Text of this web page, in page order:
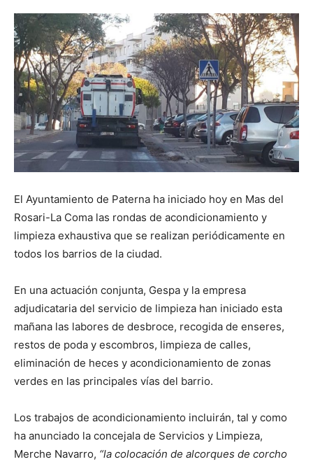
El Ayuntamiento de Paterna ha iniciado hoy en Mas del
Rosari-La Coma las rondas de acondicionamiento y
limpieza exhaustiva que se realizan periódicamente en
todos los barrios de la ciudad.
En una actuación conjunta, Gespa y la empresa
adjudicataria del servicio de limpieza han iniciado esta
mañana las labores de desbroce, recogida de enseres,
restos de poda y escombros, limpieza de calles,
eliminación de heces y acondicionamiento de zonas
verdes en las principales vías del barrio.
Los trabajos de acondicionamiento incluirán, tal y como
ha anunciado la concejala de Servicios y Limpieza,
Merche Navarro, “la colocación de alcorques de corcho